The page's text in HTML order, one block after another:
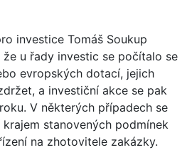
investice Tomáš Soukup
že u řady investic se počítalo se
evropských dotací, jejich
a investiční akce se pak
V některých případech se
stanovených podmínek
na zhotovitele zakázky.